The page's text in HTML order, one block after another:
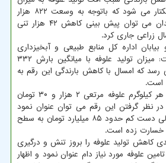
هفت دهم کیلوگرم در هکتار می شود که باتوجه به وسعت ۸۲۲ هزار
هکتاری مراتع استان همدان می توان پیش بینی کاهش ۴۲ هزار تنی
زراعی جاری کرد.
بیابان اداره کل منابع طبیعی و آبخیزداری
استان همدان اظهار داشت: میزان تولید علوفه با میانگین بارش ۳۳۲
هزار تن می رسد که امسال با کاهش بارندگی این رقم به
الیاسی افزود: همین طور هر کیلوگرم علوفه مرتعی ۲ هزار و ۳۰ تومان
نظر گرفتن این رقم می توان عنوان نمود
کاهش بارندگی و خشکسالی دست کم حدود ۸۵ میلیارد تومان به سطح
خسارت زده است.
کاهش تولید علوفه را بروز تنش و درگیری
علوفه مورد نیاز دام عنوان نمود و اظهار